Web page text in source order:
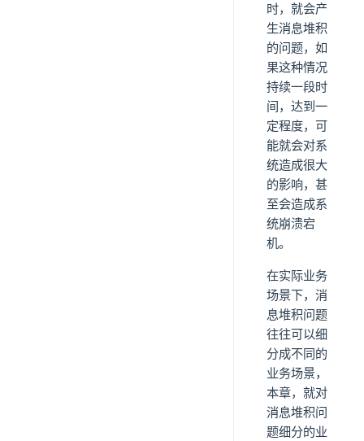
时，就会产
生消息堆积
的问题，如
果这种情况
持续一段时
间，达到一
定程度，可
能就会对系
统造成很大
的影响，甚
至会造成系
统崩溃宕
机。
在实际业务
场景下，消
息堆积问题
往往可以细
分成不同的
业务场景，
本章，就对
消息堆积问
题细分的业